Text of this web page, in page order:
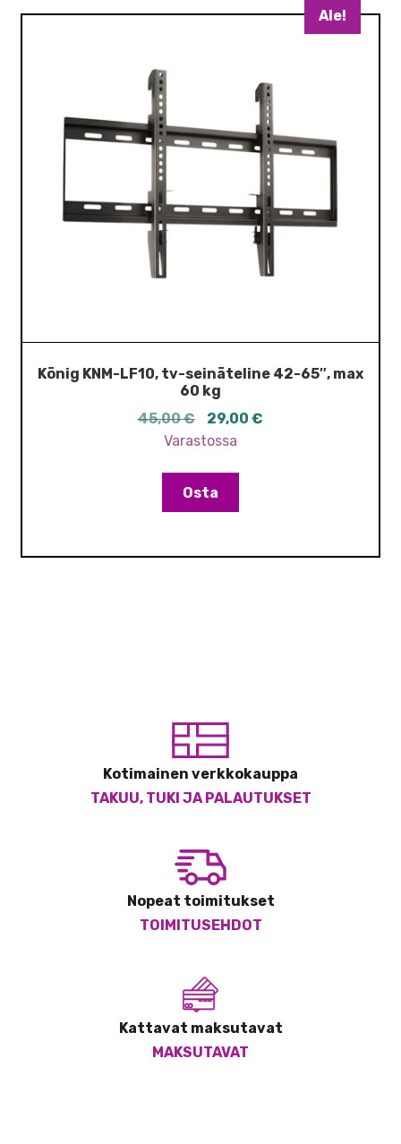
König KNM-LF10, tv-seinäteline 42-65″, max
60 kg
Ale!
45,00€
Alkuperäinen
hinta
45,00 €.
29,00€
Varastossa
Osta
Kotimainen verkkokauppa
TAKUU, TUKI JA PALAUTUKSET
Nopeat toimitukset
TOIMITUSEHDOT
Kattavat maksutavat
MAKSUTAVAT